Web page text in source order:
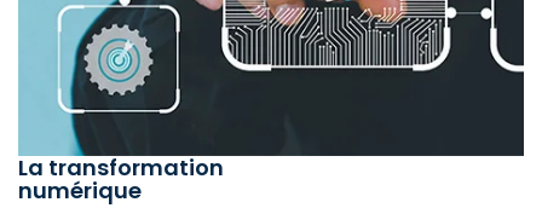
La transformation
numérique